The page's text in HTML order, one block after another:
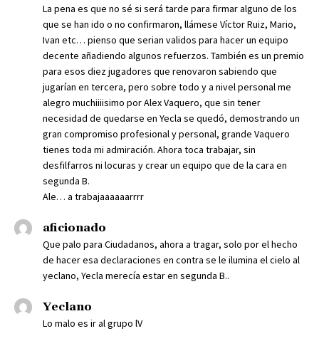
La pena es que no sé si será tarde para firmar alguno de los
que se han ido o no confirmaron, llámese Víctor Ruiz, Mario,
Ivan etc… pienso que serian validos para hacer un equipo
decente añadiendo algunos refuerzos. También es un premio
para esos diez jugadores que renovaron sabiendo que
jugarían en tercera, pero sobre todo y a nivel personal me
alegro muchiiiisimo por Alex Vaquero, que sin tener
necesidad de quedarse en Yecla se quedó, demostrando un
gran compromiso profesional y personal, grande Vaquero
tienes toda mi admiración. Ahora toca trabajar, sin
desfilfarros ni locuras y crear un equipo que de la cara en
segunda B.
Ale… a trabajaaaaaarrrr
aficionado
Que palo para Ciudadanos, ahora a tragar, solo por el hecho
de hacer esa declaraciones en contra se le ilumina el cielo al
yeclano, Yecla merecía estar en segunda B..
Yeclano
Lo malo es ir al grupo lV